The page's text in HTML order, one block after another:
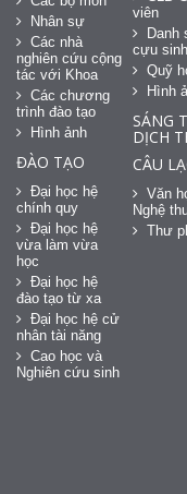
Nhân sự
Các nhà
nghiên cứu cộng
tác với Khoa
Các chương
trình đào tạo
Hình ảnh
ĐÀO TẠO
Đại học hệ
chính quy
Đại học hệ
vừa làm vừa
học
Đại học hệ
đào tạo từ xa
Đại học hệ cử
nhân tài năng
Cao học và
Nghiên cứu sinh
viên
Danh
cựu
Quỹ
Hình
SÁNG
DỊCH
CÂU
Văn
Nghệ
Thư